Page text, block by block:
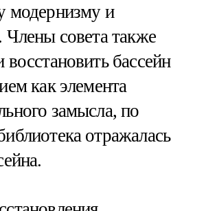
модернизму и
Члены совета также
восстановить бассейн
как элемента
замысла, по
отражалась